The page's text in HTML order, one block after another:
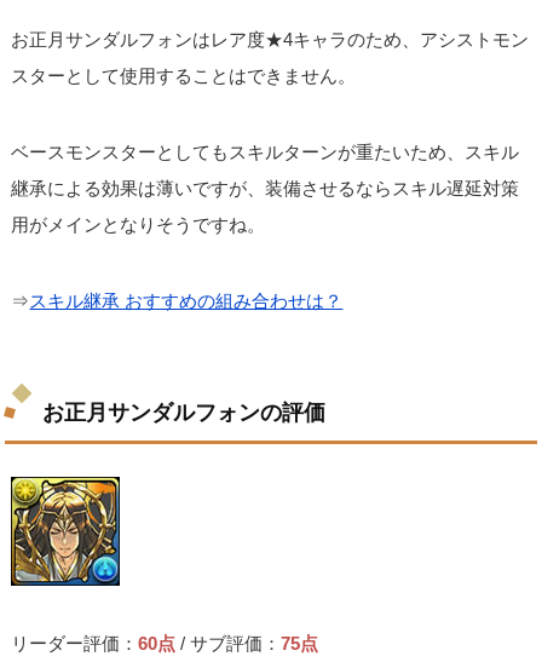
お正月サンダルフォンはレア度★4キャラのため、アシストモン
スターとして使用することはできません。
ベースモンスターとしてもスキルターンが重たいため、スキル
継承による効果は薄いですが、装備させるならスキル遅延対策
用がメインとなりそうですね。
⇒スキル継承 おすすめの組み合わせは？
お正月サンダルフォンの評価
リーダー評価：60点 / サブ評価：75点